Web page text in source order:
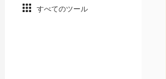
すべてのツール